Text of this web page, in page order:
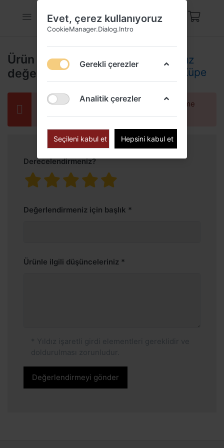
Ürün
değerlendirmeleri
Rose Gold Yıldız
Gümüş Kadın Küpe
Yalnızca kayıtlı kullanıcılar değerlendirme
yapabilir
Derecelendirmeniz?
Değerlendirmeniz için başlık
Ürünle ilgili düşünceleriniz
* Yıldız işaretli girdi elementleri gereklidir ve
doldurulması zorunludur.
Değerlendirmeyi gönder
Evet, çerez kullanıyoruz
CookieManager.Dialog.Intro
Gerekli çerezler
Analitik çerezler
Seçileni kabul et Hepsini kabul et